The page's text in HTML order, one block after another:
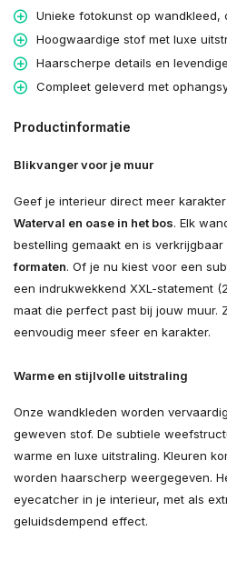
Unieke fotokunst op wandkleed,
Hoogwaardige stof met luxe
Haarscherpe details en
Compleet geleverd met
Productinformatie
Blikvanger voor je muur
Geef je interieur direct meer
Waterval en oase in het bos. Elk
bestelling gemaakt en is verkrijgbaar
formaten. Of je nu kiest voor een
een indrukwekkend XXL-statement
maat die perfect past bij jouw muur.
eenvoudig meer sfeer en karakter.
Warme en stijlvolle uitstraling
Onze wandkleden worden
geweven stof. De subtiele
warme en luxe uitstraling. Kleuren
worden haarscherp weergegeven.
eyecatcher in je interieur, met als
geluidsdempend effect.